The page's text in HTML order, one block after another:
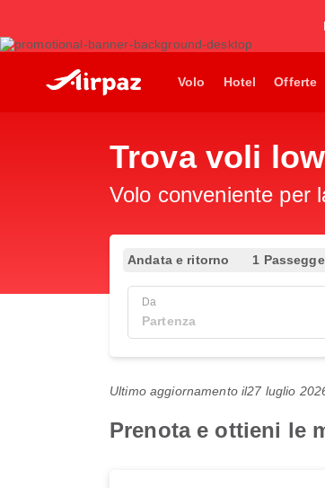
Volo Hotel Offerte
Trova voli
Volo conveniente per
Andata e ritorno 1
Da
Ultimo aggiornamento il27 luglio
Prenota e ottieni le